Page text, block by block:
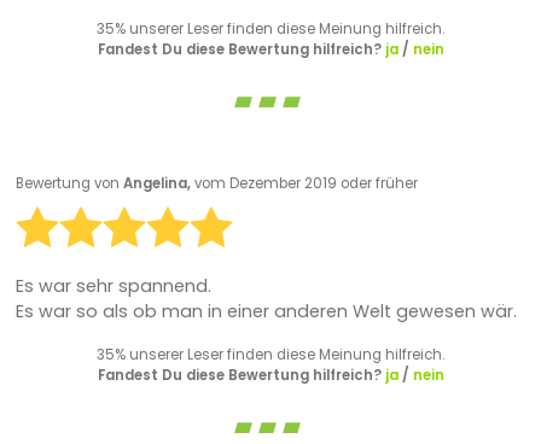
35% unserer Leser finden diese Meinung hilfreich.
Fandest Du diese Bewertung hilfreich? ja/ nein
Bewertung von Angelina,vom Dezember 2019 oder früher
Es war sehr spannend.
Es war so als ob man in einer anderen Welt gewesen wär.
35% unserer Leser finden diese Meinung hilfreich.
Fandest Du diese Bewertung hilfreich? ja/ nein